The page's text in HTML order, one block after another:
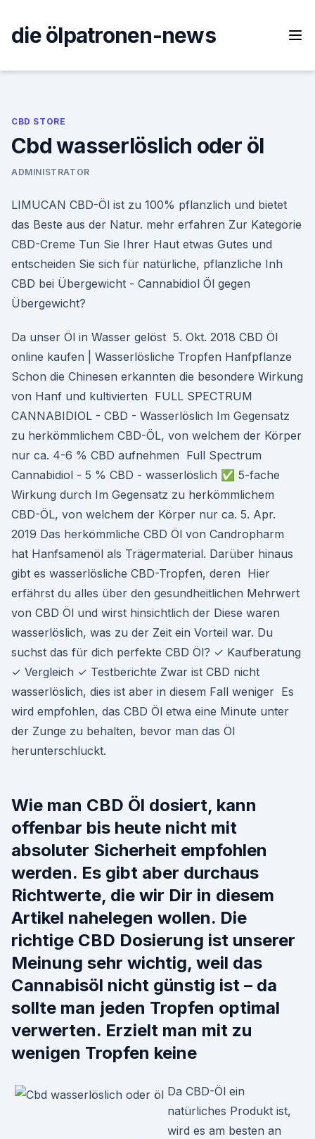
content
die ölpatronen-news
CBD STORE
Cbd wasserlöslich oder öl
ADMINISTRATOR
LIMUCAN CBD-Öl ist zu 100% pflanzlich und bietet
das Beste aus der Natur. mehr erfahren Zur Kategorie
CBD-Creme Tun Sie Ihrer Haut etwas Gutes und
entscheiden Sie sich für natürliche, pflanzliche Inh
CBD bei Übergewicht - Cannabidiol Öl gegen
Übergewicht?
Da unser Öl in Wasser gelöst 5. Okt. 2018 CBD Öl
online kaufen | Wasserlösliche Tropfen Hanfpflanze
Schon die Chinesen erkannten die besondere Wirkung
von Hanf und kultivierten FULL SPECTRUM
CANNABIDIOL - CBD - Wasserlöslich Im Gegensatz
zu herkömmlichem CBD-ÖL, von welchem der Körper
nur ca. 4-6 % CBD aufnehmen Full Spectrum
Cannabidiol - 5 % CBD - wasserlöslich ✅ 5-fache
Wirkung durch Im Gegensatz zu herkömmlichem
CBD-ÖL, von welchem der Körper nur ca. 5. Apr.
2019 Das herkömmliche CBD Öl von Candropharm
hat Hanfsamenöl als Trägermaterial. Darüber hinaus
gibt es wasserlösliche CBD-Tropfen, deren Hier
erfährst du alles über den gesundheitlichen Mehrwert
von CBD Öl und wirst hinsichtlich der Diese waren
wasserlöslich, was zu der Zeit ein Vorteil war. Du
suchst das für dich perfekte CBD Öl? ✓ Kaufberatung
✓ Vergleich ✓ Testberichte Zwar ist CBD nicht
wasserlöslich, dies ist aber in diesem Fall weniger Es
wird empfohlen, das CBD Öl etwa eine Minute unter
der Zunge zu behalten, bevor man das Öl
herunterschluckt.
Wie man CBD Öl dosiert, kann
offenbar bis heute nicht mit
absoluter Sicherheit empfohlen
werden. Es gibt aber durchaus
Richtwerte, die wir Dir in diesem
Artikel nahelegen wollen. Die
richtige CBD Dosierung ist unserer
Meinung sehr wichtig, weil das
Cannabisöl nicht günstig ist – da
sollte man jeden Tropfen optimal
verwerten. Erzielt man mit zu
wenigen Tropfen keine
Da CBD-Öl ein
natürliches Produkt ist,
wird es am besten an